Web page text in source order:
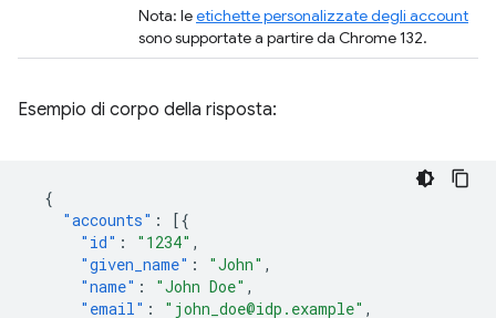
Nota: leetichette personalizzate degli account
sono supportate a partire da Chrome 132.
Esempio di corpo della risposta:
{
"accounts" :
[{
"id" : "1234" ,
"given_name" : "John" ,
"name" : "John Doe" ,
"email" : "john_doe@idp.example" ,